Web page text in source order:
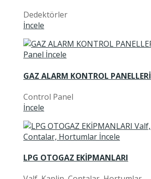
Dedektörler
İncele
GAZ ALARM KONTROL PANELLERİ
Control Panel
İncele
LPG OTOGAZ EKİPMANLARI